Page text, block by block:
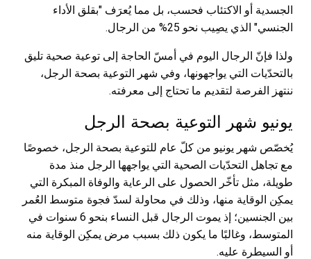
الجسدية أو الاكتئاب فحسب، بل مما يُعرَف "بقلق الأداء
الجنسي" الذي يصِيب نحو 25% من الرجال.
ولذا فإنّ الرجال اليوم في أمسّ الحاجة إلى توعية صحية تليق
بالتحدّيات التي يواجهونها، وفي شهر التوعية بصحة الرجل،
ننتهز الفرصة لتقديم ما تحتاج إلى معرفته.
يونيو شهر التوعية بصحة الرجل
يُخصّص شهر يونيو من كلّ عام للتوعية بصحة الرجل، خصوصًا
مع تجاهل التحدّيات الصحية التي يواجهها الرجل منذ مدة
طويلة، مثل تأخّر الحصول على الرعاية والوفاة المبكرة التي
يمكِن الوقاية منها، وذلك في محاولة لسدّ فجوة متوسط العُمر
بين الجنسين؛ إذ يموت الرجال قبل النساء بنحو 6 سنوات في
المتوسط، وغالبًا ما يكون ذلك بسبب مرض يمكِن الوقاية منه
أو السيطرة عليه.